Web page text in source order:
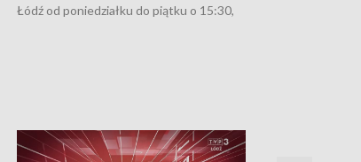
Łódź od poniedziałku do piątku o 15:30,